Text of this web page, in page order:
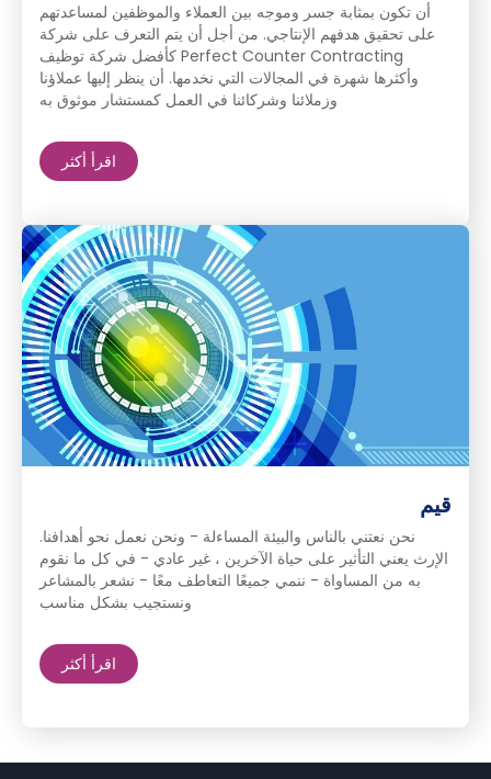
أن تكون بمثابة جسر وموجه بين العملاء والموظفين لمساعدتهم
على تحقيق هدفهم الإنتاجي. من أجل أن يتم التعرف على شركة
Perfect Counter Contracting كأفضل شركة توظيف
وأكثرها شهرة في المجالات التي نخدمها. أن ينظر إليها عملاؤنا
وزملائنا وشركائنا في العمل كمستشار موثوق به
اقرأ أكثر
قيم
نحن نعتني بالناس والبيئة المساءلة - ونحن نعمل نحو أهدافنا.
الإرث يعني التأثير على حياة الآخرين ، غير عادي - في كل ما نقوم
به من المساواة - ننمي جميعًا التعاطف معًا - نشعر بالمشاعر
ونستجيب بشكل مناسب
اقرأ أكثر